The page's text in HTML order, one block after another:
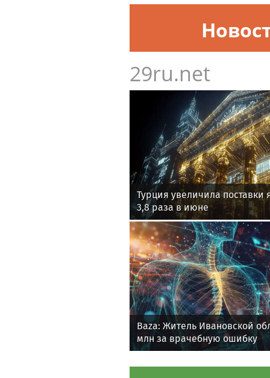
29ru.net
Турция увеличила поставки
3,8 раза в июне
Baza: Житель Ивановской
млн за врачебную ошибку